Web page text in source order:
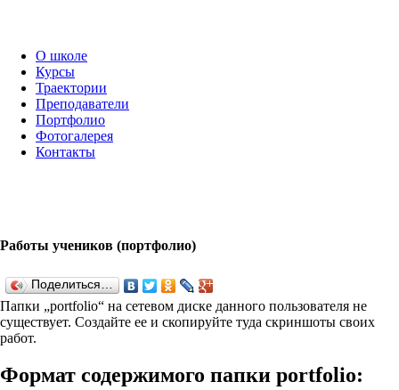
О школе
Курсы
Траектории
Преподаватели
Портфолио
Фотогалерея
Контакты
Работы учеников (портфолио)
Поделиться…
Папки „port­fo­lio“ на сетевом диске данного пользователя не
существует. Создайте ее и скопируйте туда скриншоты своих
работ.
Формат содержимого папки port­fo­lio: